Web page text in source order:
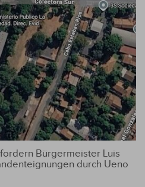
Bürgermeister Luis
durch Ueno